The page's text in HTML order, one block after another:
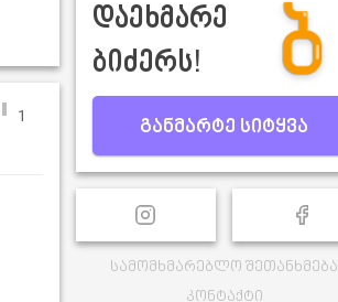
1
დაეხმარე
ბიძერს!
განმარტე სიტყვა
სამომხმარებლო შეთანხმება
კონტაქტი